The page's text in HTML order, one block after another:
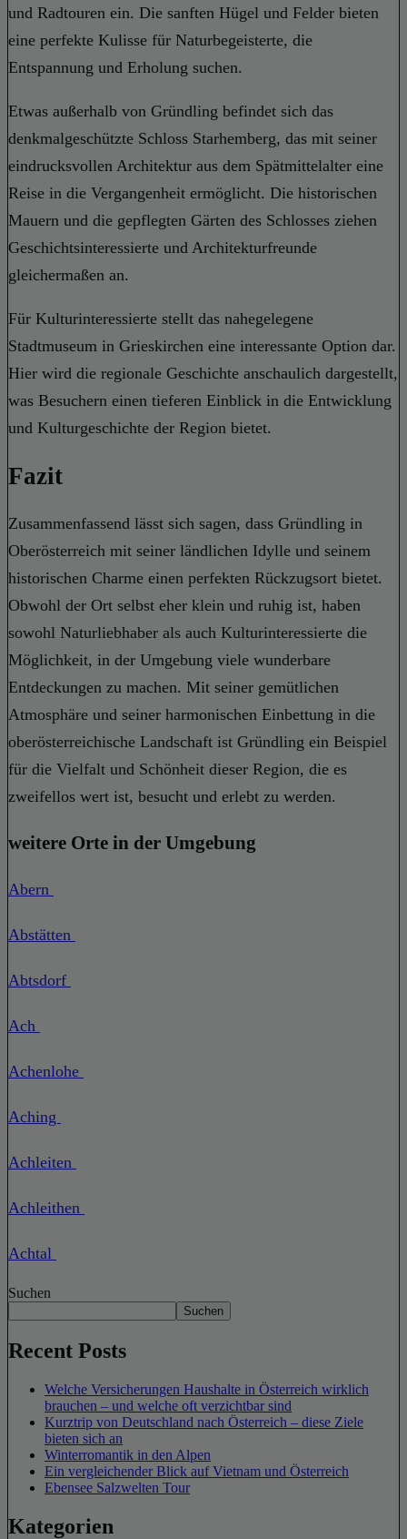
und Radtouren ein. Die sanften Hügel und Felder bieten
eine perfekte Kulisse für Naturbegeisterte, die
Entspannung und Erholung suchen.
Etwas außerhalb von Gründling befindet sich das
denkmalgeschützte Schloss Starhemberg, das mit seiner
eindrucksvollen Architektur aus dem Spätmittelalter eine
Reise in die Vergangenheit ermöglicht. Die historischen
Mauern und die gepflegten Gärten des Schlosses ziehen
Geschichtsinteressierte und Architekturfreunde
gleichermaßen an.
Für Kulturinteressierte stellt das nahegelegene
Stadtmuseum in Grieskirchen eine interessante Option dar.
Hier wird die regionale Geschichte anschaulich dargestellt,
was Besuchern einen tieferen Einblick in die Entwicklung
und Kulturgeschichte der Region bietet.
Fazit
Zusammenfassend lässt sich sagen, dass Gründling in
Oberösterreich mit seiner ländlichen Idylle und seinem
historischen Charme einen perfekten Rückzugsort bietet.
Obwohl der Ort selbst eher klein und ruhig ist, haben
sowohl Naturliebhaber als auch Kulturinteressierte die
Möglichkeit, in der Umgebung viele wunderbare
Entdeckungen zu machen. Mit seiner gemütlichen
Atmosphäre und seiner harmonischen Einbettung in die
oberösterreichische Landschaft ist Gründling ein Beispiel
für die Vielfalt und Schönheit dieser Region, die es
zweifellos wert ist, besucht und erlebt zu werden.
weitere Orte in der Umgebung
Abern
Abstätten
Abtsdorf
Ach
Achenlohe
Aching
Achleiten
Achleithen
Achtal
Suchen
Suchen
Recent Posts
Welche Versicherungen Haushalte in Österreich wirklich
brauchen – und welche oft verzichtbar sind
Kurztrip von Deutschland nach Österreich – diese Ziele
bieten sich an
Winterromantik in den Alpen
Ein vergleichender Blick auf Vietnam und Österreich
Ebensee Salzwelten Tour
Kategorien